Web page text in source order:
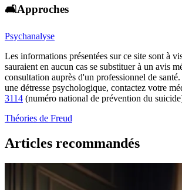
🛋️Approches
Psychanalyse
Les informations présentées sur ce site sont à
sauraient en aucun cas se substituer à un avis
consultation auprès d'un professionnel de
une détresse psychologique, contactez votre
3114 (numéro national de prévention du
Théories de Freud
Articles recommandés